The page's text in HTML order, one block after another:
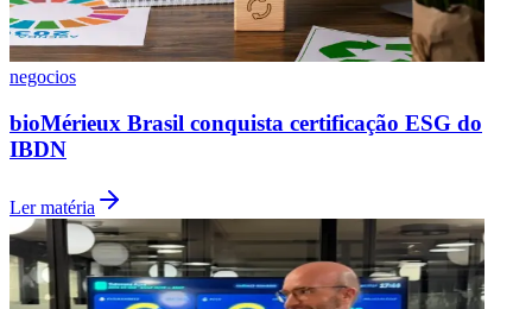
negocios
bioMérieux Brasil conquista certificação ESG do
IBDN
Ler matéria